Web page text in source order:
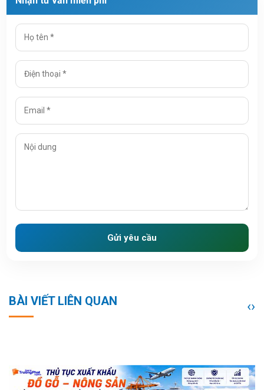
Gửi yêu cầu
BÀI VIẾT LIÊN QUAN ‹›